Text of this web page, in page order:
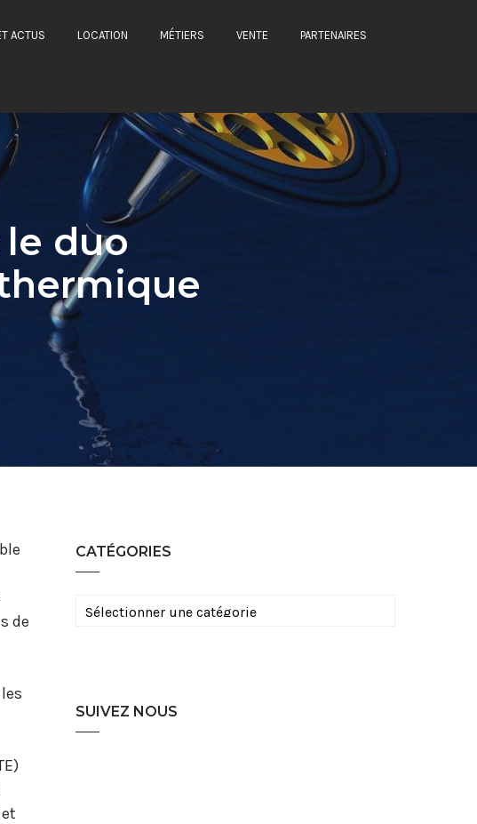
ACTUS LOCATION MÉTIERS VENTE PARTENAIRES
duo
de
CATÉGORIES
Catégories
SUIVEZ NOUS